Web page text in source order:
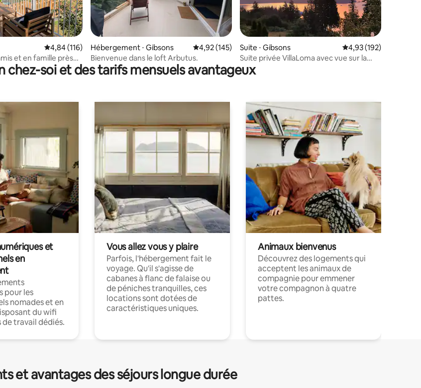
443 commentaires : 4,91 sur 5
Évaluation moyenne sur la base de 116 commentaires : 4,84 sur 5
4,84 (116)
et en famille près
Hébergement ⋅ Gibsons Évaluation moyenne sur la base de 145 commentaires : 4,92 sur 5
4,92 (145)
Bienvenue dans le loft Arbutus.
Suite ⋅ Gibsons Évaluation moyenne
4,93 (192)
Suite privée VillaLoma avec vue sur la
montagne et l'océan
chez-soi et des tarifs mensuels avantageux
et
en
pour les
nomades et en
du wifi
de travail dédiés.
Vous allez vous y plaire
Parfois, l'hébergement fait le
voyage. Qu'il s'agisse de
cabanes à flanc de falaise ou
de péniches tranquilles, ces
locations sont dotées de
caractéristiques uniques.
Animaux bienvenus
Découvrez des logements qui
acceptent les animaux de
compagnie pour emmener
votre compagnon à quatre
pattes.
et avantages des séjours longue durée